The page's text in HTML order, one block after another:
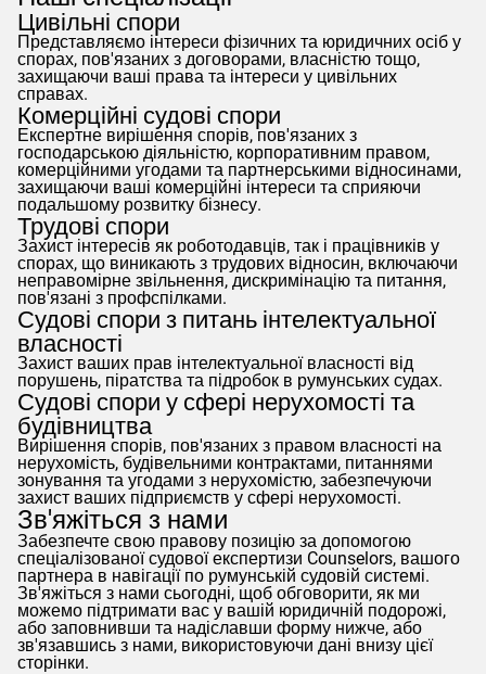
Цивільні спори
Представляємо інтереси фізичних та юридичних осіб у
спорах, пов'язаних з договорами, власністю тощо,
захищаючи ваші права та інтереси у цивільних
справах.
Комерційні судові спори
Експертне вирішення спорів, пов'язаних з
господарською діяльністю, корпоративним правом,
комерційними угодами та партнерськими відносинами,
захищаючи ваші комерційні інтереси та сприяючи
подальшому розвитку бізнесу.
Трудові спори
Захист інтересів як роботодавців, так і працівників у
спорах, що виникають з трудових відносин, включаючи
неправомірне звільнення, дискримінацію та питання,
пов'язані з профспілками.
Судові спори з питань інтелектуальної
власності
Захист ваших прав інтелектуальної власності від
порушень, піратства та підробок в румунських судах.
Судові спори у сфері нерухомості та
будівництва
Вирішення спорів, пов'язаних з правом власності на
нерухомість, будівельними контрактами, питаннями
зонування та угодами з нерухомістю, забезпечуючи
захист ваших підприємств у сфері нерухомості.
Зв'яжіться з нами
Забезпечте свою правову позицію за допомогою
спеціалізованої судової експертизи Counselors, вашого
партнера в навігації по румунській судовій системі.
Зв'яжіться з нами сьогодні, щоб обговорити, як ми
можемо підтримати вас у вашій юридичній подорожі,
або заповнивши та надіславши форму нижче, або
зв'язавшись з нами, використовуючи дані внизу цієї
сторінки.